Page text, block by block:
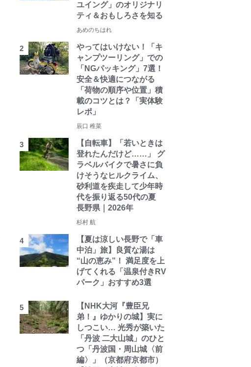
ユイング」のオリジナリ
ティ＆おもしろさを知る
あめのちはれ
やってはいけない！「キ
ャンプツーリング」での
「NGパッキング」7選！
安全＆快適につながる
「荷物の順序や位置」積
載のコツとは？「実体験
レポ」
辰口 稚菜
【自転車】「若いときは
登れたんだけど……」 グ
ラベルバイクで暑さに負
けそうなヒルクライム、
砂利道を疾走して少年時
代を振り返る50代の夏
長野県｜2026年
杉村 航
【夏は涼しい長野で「車
中泊」旅】良質な湯は
“山の恵み”！ 満足度を上
げてくれる「温泉付きRV
パーク」おすすめ3選
【NHK大河『豊臣兄
弟！』ゆかりの城】実に
しつこい… 光秀が築いた
「丹波 二大山城」のひと
つ「丹波国・周山城〈前
編〉」（京都府京都市）